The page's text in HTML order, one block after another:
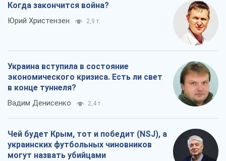
Когда закончится война?
Юрий Христензен 2,9 т.
Украина вступила в состояние
экономического кризиса. Есть ли свет
в конце туннеля?
Вадим Денисенко 2,4 т.
Чей будет Крым, тот и победит (NSJ), а
украинских футбольных чиновников
могут назвать убийцами